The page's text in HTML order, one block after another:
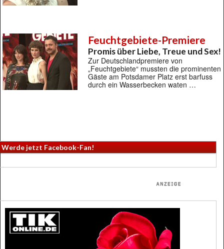
Feuchtgebiete-Premiere
Promis über Liebe, Treue und Sex!
Zur Deutschlandpremiere von
„Feuchtgebiete“ mussten die prominenten
Gäste am Potsdamer Platz erst barfuss
durch ein Wasserbecken waten …
Werde jetzt Facebook-Fan!